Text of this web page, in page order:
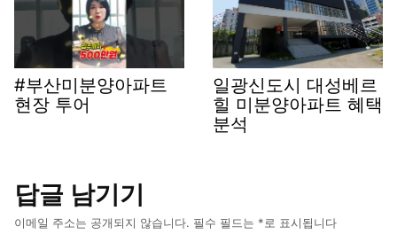
#부산미분양아파트
현장 투어
일광신도시 대성베르
힐 미분양아파트 혜택
분석
답글 남기기
이메일 주소는 공개되지 않습니다. 필수 필드는 *로 표시됩니다